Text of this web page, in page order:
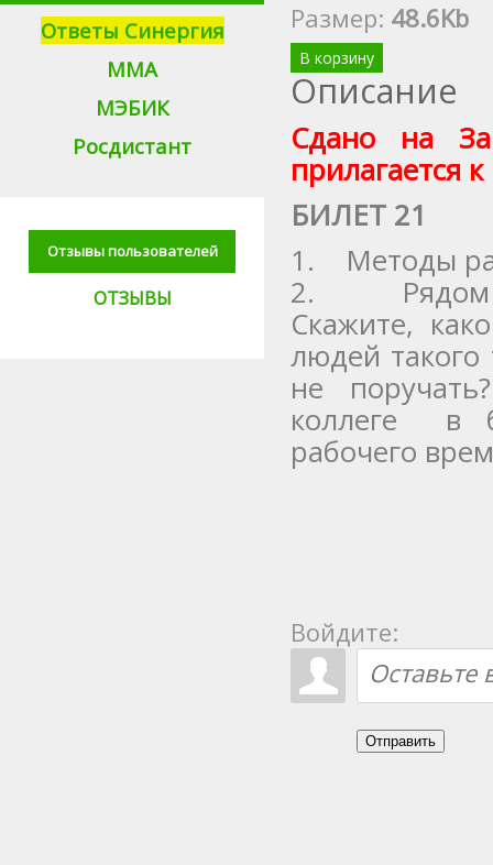
Ответы Синергия
ММА
МЭБИК
Росдистант
Отзывы пользователей
ОТЗЫВЫ
Размер: 48.6Kb
В корзину
Описание
Сдано на
прилагается
БИЛЕТ 21
1. Методы
2. Рядом с
Скажите,
людей
не
коллеге в
рабочего
Войдите:
Отправить